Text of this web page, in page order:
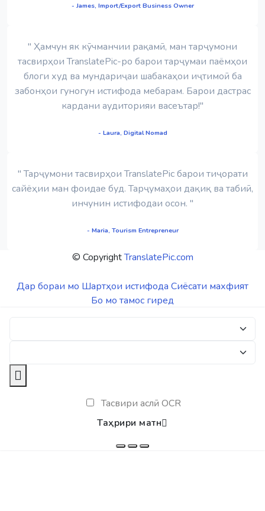
- James, Import/Export Business Owner
" Ҳамчун як кӯчманчии рақамӣ, ман тарҷумони
тасвирҳои TranslatePic-ро барои тарҷумаи паёмҳои
блоги худ ва мундариҷаи шабакаҳои иҷтимоӣ ба
забонҳои гуногун истифода мебарам. Барои дастрас
кардани аудиторияи васеътар!"
- Laura, Digital Nomad
" Тарҷумони тасвирҳои TranslatePic барои тиҷорати
сайёҳии ман фоидае буд. Тарҷумаҳои дақиқ ва табиӣ,
инчунин истифодаи осон. "
- Maria, Tourism Entrepreneur
© CopyrightTranslatePic.com
Дар бораи мо Шартҳои истифода Сиёсати махфият
Бо мо тамос гиред
Тасвири аслӣ OCR
Таҳрири матн